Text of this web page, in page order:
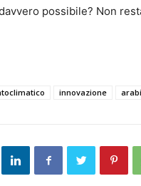
possibile? Non
innovazione